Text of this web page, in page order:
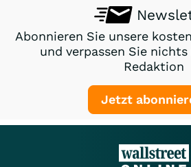
Abonnieren Sie unsere
und verpassen Sie
Redaktion
Jetzt